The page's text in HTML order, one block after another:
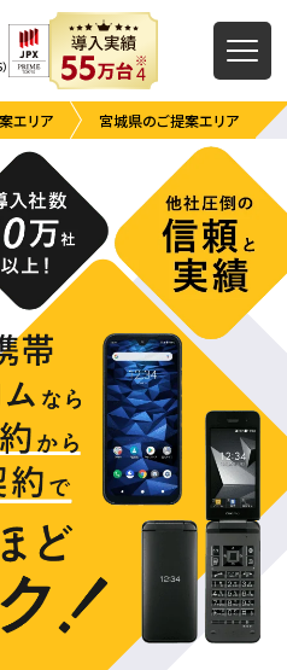
エリア 宮城県のご提案エリア